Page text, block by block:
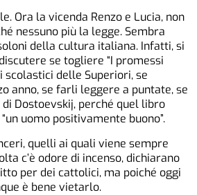
Ora la vicenda Renzo e Lucia, non
nessuno più la legge. Sembra
della cultura italiana. Infatti, si
se togliere “I promessi
scolastici delle Superiori, se
anno, se farli leggere a puntate, se
Dostoevskij, perché quel libro
uomo positivamente buono”.
quelli ai quali viene sempre
c’è odore di incenso, dichiarano
per dei cattolici, ma poiché oggi
è bene vietarlo.